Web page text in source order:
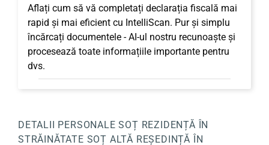
Aflați cum să vă completați declarația fiscală mai
rapid și mai eficient cu IntelliScan. Pur și simplu
încărcați documentele - AI-ul nostru recunoaște și
procesează toate informațiile importante pentru
dvs.
DETALII PERSONALE SOȚ REZIDENȚĂ ÎN
STRĂINĂTATE SOȚ ALTĂ REȘEDINȚĂ ÎN